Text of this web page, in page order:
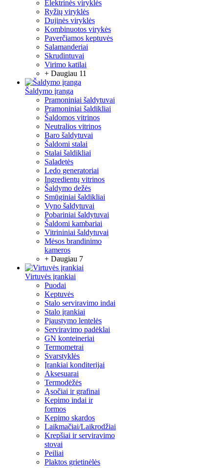
Elektrinės viryklės
Ryžių viryklės
Dujinės viryklės
Kombinuotos virykės
Paverčiamos keptuvės
Salamanderiai
Skrudintuvai
Virimo katilai
+ Daugiau 11
Šaldymo įranga
Pramoniniai šaldytuvai
Pramoniniai šaldikliai
Šaldomos vitrinos
Neutralios vitrinos
Baro šaldytuvai
Šaldomi stalai
Stalai šaldikliai
Saladetės
Ledo generatoriai
Ingredientų vitrinos
Šaldymo dežės
Smūginiai šaldikliai
Vyno šaldytuvai
Pobariniai šaldytuvai
Šaldomi kambariai
Vitrininiai šaldytuvai
Mėsos brandinimo
kameros
+ Daugiau 7
Virtuvės įrankiai
Puodai
Keptuvės
Stalo serviravimo indai
Stalo įrankiai
Pjaustymo lentelės
Serviravimo padėklai
GN konteineriai
Termometrai
Svarstyklės
Įrankiai konditerijai
Aksesuarai
Termodėžės
Ąsočiai ir grafinai
Kepimo indai ir
formos
Kepimo skardos
Laikmačiai/Laikrodžiai
Krepšiai ir serviravimo
stovai
Peiliai
Plaktos grietinėlės